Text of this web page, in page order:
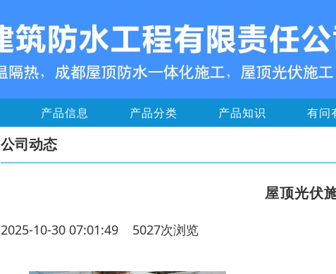
产品信息 产品分类 产品知识 有问
公司动态
屋顶光伏
2025-10-30 07:01:49 5027次浏览